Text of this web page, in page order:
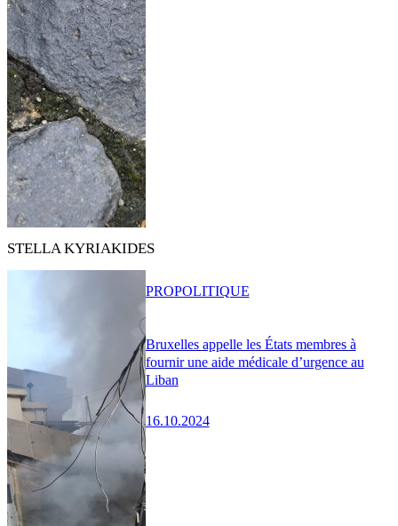
STELLA KYRIAKIDES
Bruxelles appelle les États membres à
fournir une aide médicale d’urgence au
Liban
16.10.2024
PROPOLITIQUE